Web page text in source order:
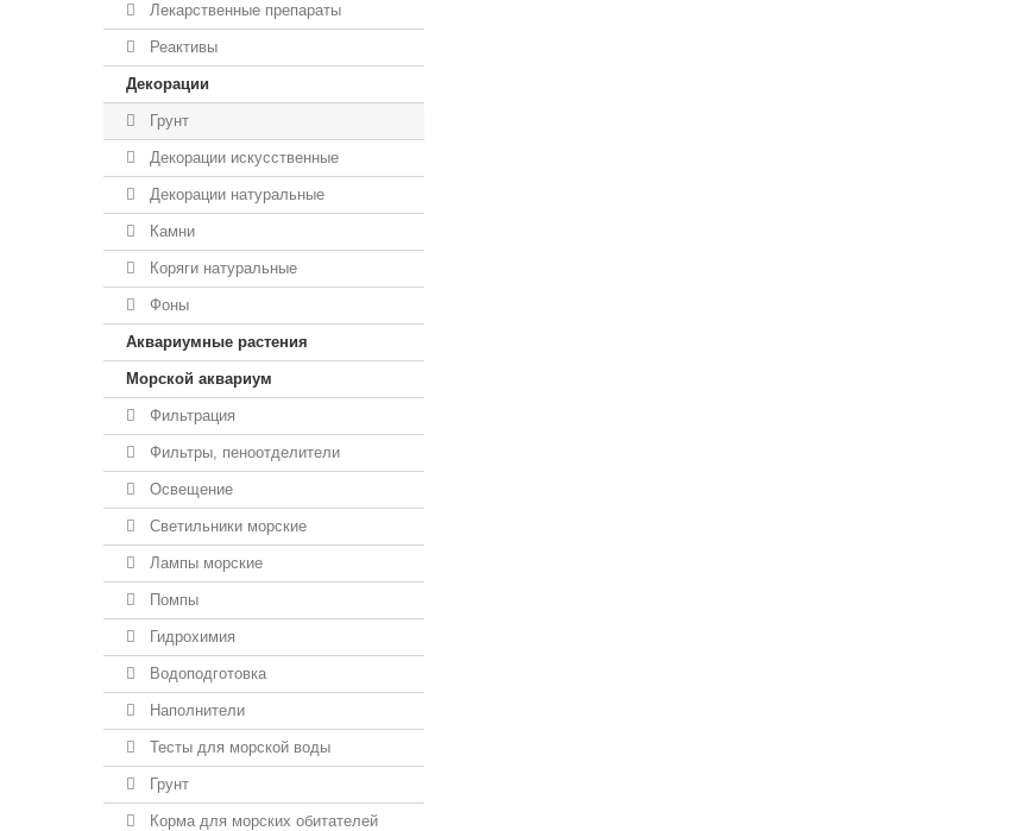
Лекарственные препараты
Реактивы
Декорации
Грунт
Декорации искусственные
Декорации натуральные
Камни
Коряги натуральные
Фоны
Аквариумные растения
Морской аквариум
Фильтрация
Фильтры, пеноотделители
Освещение
Светильники морские
Лампы морские
Помпы
Гидрохимия
Водоподготовка
Наполнители
Тесты для морской воды
Грунт
Корма для морских обитателей